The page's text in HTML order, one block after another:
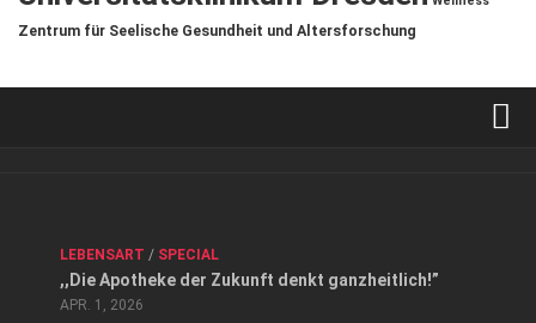
Zentrum für Seelische Gesundheit und Altersforschung
Datenschutzerklärung
Top Magazin Dresden / Ostsachsen
LEBENSART / SPECIAL
,,Die Apotheke der Zukunft denkt ganzheitlich!”
APR. 1, 2026